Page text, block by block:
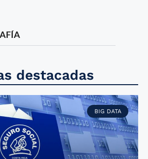
destacadas
BIG DATA